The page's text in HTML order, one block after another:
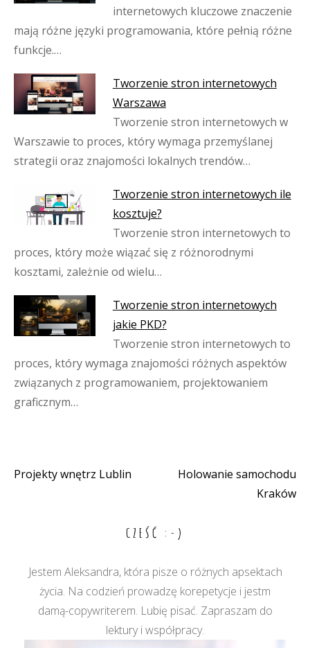
internetowych kluczowe znaczenie
mają różne języki programowania, które pełnią różne
funkcje.…
Tworzenie stron internetowych
Warszawa
Tworzenie stron internetowych w
Warszawie to proces, który wymaga przemyślanej
strategii oraz znajomości lokalnych trendów…
Tworzenie stron internetowych ile
kosztuje?
Tworzenie stron internetowych to
proces, który może wiązać się z różnorodnymi
kosztami, zależnie od wielu…
Tworzenie stron internetowych
jakie PKD?
Tworzenie stron internetowych to
proces, który wymaga znajomości różnych aspektów
związanych z programowaniem, projektowaniem
graficznym…
Nawigacja
Projekty wnętrz Lublin
Holowanie samochodu
Kraków
CZEŚĆ :-)
Jestem Aleksandra, która pisze o różnych apsektach
życia. Na codzień prowadzę korepetycje i jestm
damą-copywriterem. Lubię pisać. Zapraszam do
lektury i współpracy.